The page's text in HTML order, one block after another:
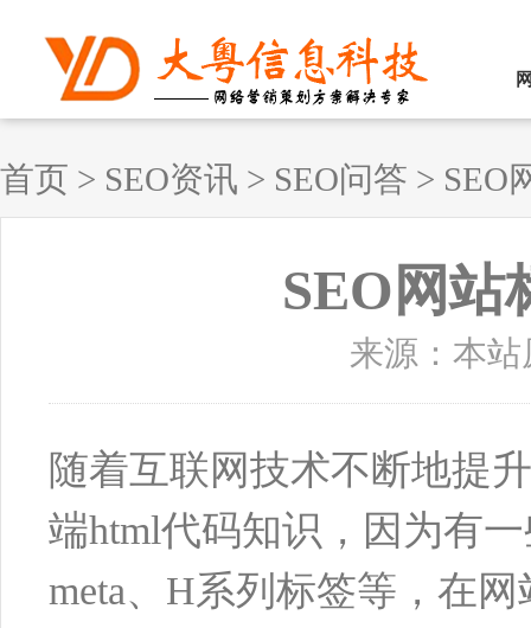
首页 > SEO资讯 > SEO问答 > SEO
SEO网站
来源：本站
随着互联网技术不断地提
端html代码知识，因为有
meta、H系列标签等，在